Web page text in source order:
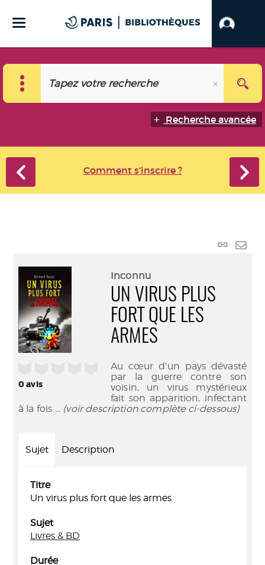
Recherche avancée
Comment s'inscrire ?
Lien
0avis
Inconnu
UN VIRUS PLUS
FORT QUE LES
ARMES
Au cœur d’un pays dévasté
par la guerre contre son
voisin, un virus mystérieux
fait son apparition, infectant
à la fois ... (voir description complète ci-dessous)
Sujet Description
Titre
Un virus plus fort que les armes
Sujet
Livres & BD
Durée